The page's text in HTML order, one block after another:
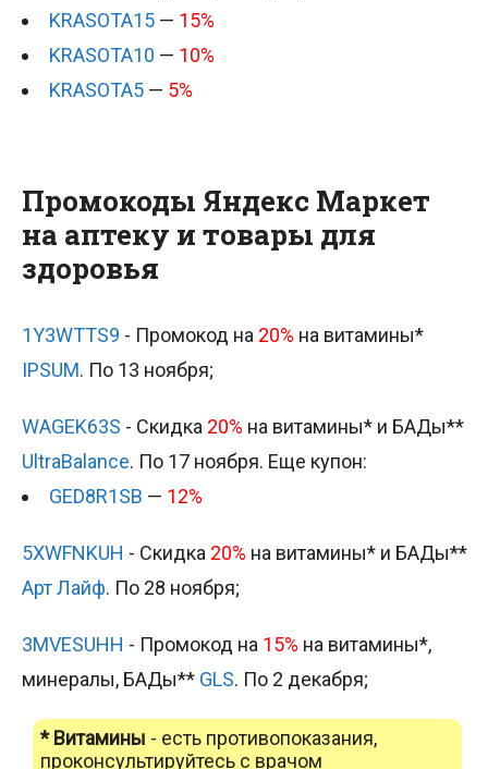
KRASOTA15 — 15%
KRASOTA10 — 10%
KRASOTA5 — 5%
Промокоды Яндекс Маркет
на аптеку и товары для
здоровья
1Y3WTTS9 - Промокод на 20% на витамины*
IPSUM. По 13 ноября;
WAGEK63S - Скидка 20% на витамины* и БАДы**
UltraBalance. По 17 ноября. Еще купон:
GED8R1SB — 12%
5XWFNKUH - Скидка 20% на витамины* и БАДы**
Арт Лайф. По 28 ноября;
3MVESUHH - Промокод на 15% на витамины*,
минералы, БАДы** GLS. По 2 декабря;
* Витамины - есть противопоказания,
проконсультируйтесь с врачом